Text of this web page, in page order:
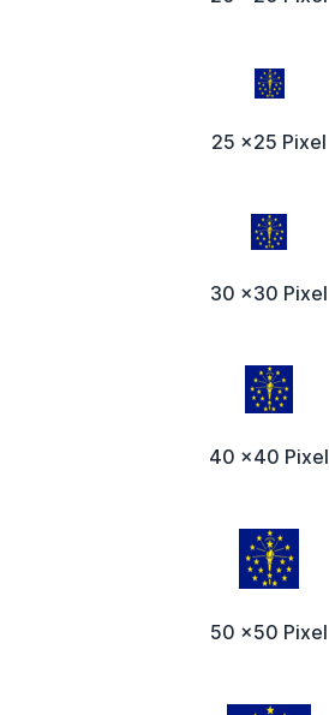
25 x25 Pixel
30 x30 Pixel
40 x40 Pixel
50 x50 Pixel